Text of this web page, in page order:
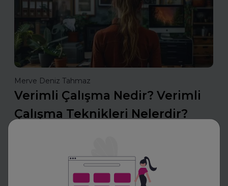
Merve Deniz Tahmaz
Verimli Çalışma Nedir? Verimli
Çalışma Teknikleri Nelerdir?
yöntemler sunar. Planlama, önceliklendirme ve dikkat
yönetimiyle daha az zamanda daha fazlasını b